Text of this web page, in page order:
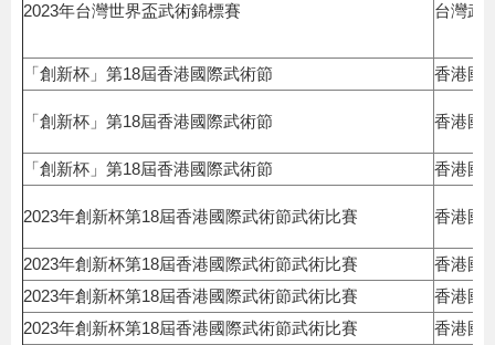
2023年台灣世界盃武術錦標賽 台灣武
「創新杯」第18屆香港國際武術節 香港國
「創新杯」第18屆香港國際武術節 香港國
「創新杯」第18屆香港國際武術節 香港國
2023年創新杯第18屆香港國際武術節武術比賽 香港國
2023年創新杯第18屆香港國際武術節武術比賽
香港國
2023年創新杯第18屆香港國際武術節武術比賽
香港國
2023年創新杯第18屆香港國際武術節武術比賽
香港國